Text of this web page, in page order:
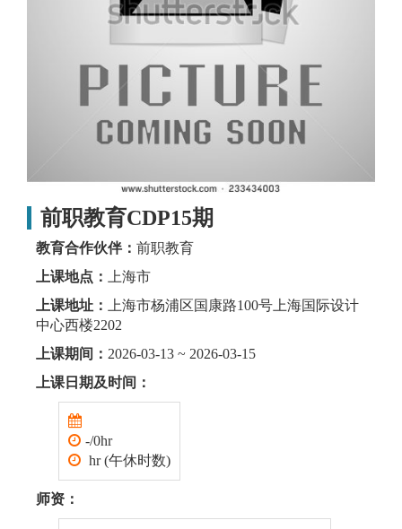
前职教育CDP15期
教育合作伙伴： 前职教育
上课地点：
上海市
上课地址：
上海市杨浦区国康路100号上海国际设计
中心西楼2202
上课期间： 2026-03-13 ~ 2026-03-15
上课日期及时间：
-/0hr
hr (午休时数)
师资：